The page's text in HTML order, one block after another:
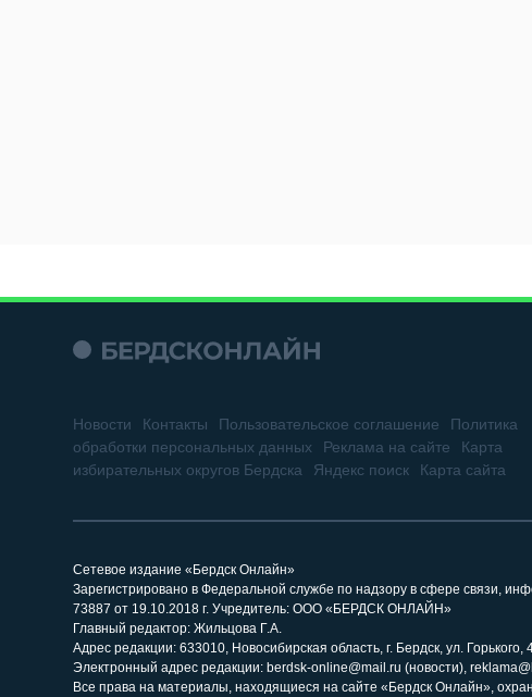
Новости Контакты Пользовательское соглашение
Политика
обработки персональных данных
Реклама на сайте
Карта
избирательных округов Бердска
Яндекс поиск Карта сайта
Сетевое издание «Бердск Онлайн»
Зарегистрировано в Федеральной службе по надзору в сфере связи,
73887 от 19.10.2018 г. Учредитель: ООО «БЕРДСК ОНЛАЙН»
Главный редактор: Жильцова Г.А.
Адрес редакции: 633010, Новосибирская область, г. Бердск, ул.
Электронный адрес редакции: berdsk-online@mail.ru (новости),
Все права на материалы, находящиеся на сайте «Бердск Онлайн»,